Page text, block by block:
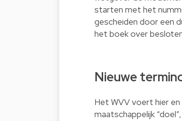
starten met het
gescheiden door een
het boek over
Nieuwe
Het WVV voert hier en
maatschappelijk